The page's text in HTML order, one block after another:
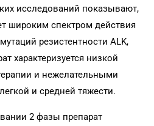
исследований показывают,
широким спектром действия
резистентности ALK,
характеризуется низкой
и нежелательными
и средней тяжести.
2 фазы препарат